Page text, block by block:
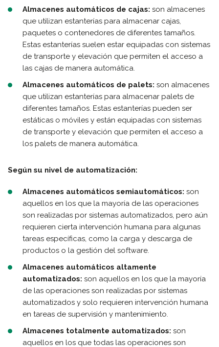
Almacenes automáticos de cajas: son almacenes
que utilizan estanterías para almacenar cajas,
paquetes o contenedores de diferentes tamaños.
Estas estanterías suelen estar equipadas con sistemas
de transporte y elevación que permiten el acceso a
las cajas de manera automática.
Almacenes automáticos de palets: son almacenes
que utilizan estanterías para almacenar palets de
diferentes tamaños. Estas estanterías pueden ser
estáticas o móviles y están equipadas con sistemas
de transporte y elevación que permiten el acceso a
los palets de manera automática.
Según su nivel de automatización:
Almacenes automáticos semiautomáticos: son
aquellos en los que la mayoría de las operaciones
son realizadas por sistemas automatizados, pero aún
requieren cierta intervención humana para algunas
tareas específicas, como la carga y descarga de
productos o la gestión del software.
Almacenes automáticos altamente
automatizados: son aquellos en los que la mayoría
de las operaciones son realizadas por sistemas
automatizados y solo requieren intervención humana
en tareas de supervisión y mantenimiento.
Almacenes totalmente automatizados: son
aquellos en los que todas las operaciones son